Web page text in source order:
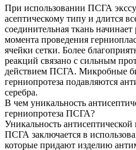
При использовании ПСГА
асептическому типу и длится
соединительная ткань
момента проведения
ячейки сетки. Более
реакций связано с сильным
действием ПСГА. Микробные
герниопротеза подавляются
серебра.
В чем уникальность
герниопротеза ПСГА?
Уникальность
ПСГА заключается в
которые придают изделию